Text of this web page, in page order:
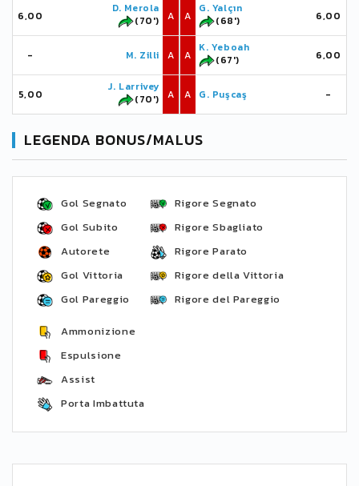
6,00
D. Merola
(70')
A
- M. Zilli A
5,00
J. Larrivey
(70')
A
A
G. Yalçın
(68')
6,00
A
K. Yeboah
(67')
6,00
A G. Puşcaş -
LEGENDA BONUS/MALUS
Gol Segnato
Gol Subito
Autorete
Gol Vittoria
Gol Pareggio
Rigore Segnato
Rigore Sbagliato
Rigore Parato
Rigore della Vittoria
Rigore del Pareggio
Ammonizione
Espulsione
Assist
Porta Imbattuta